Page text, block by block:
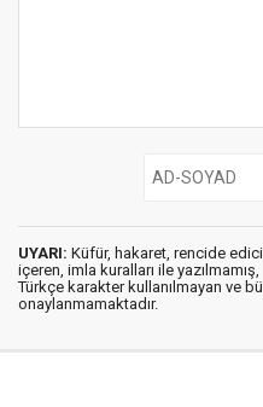
UYARI: Küfür, hakaret, rencide
içeren, imla kuralları ile yazılmamış,
Türkçe karakter kullanılmayan ve
onaylanmamaktadır.